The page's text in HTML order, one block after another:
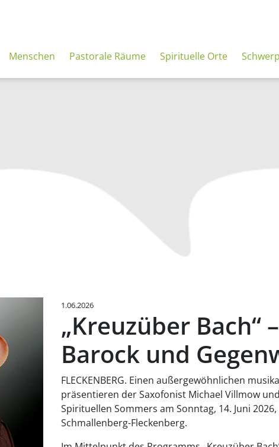
Menschen Pastorale Räume Spirituelle Orte
1.06.2026
„Kreuzüber Bach“
Barock und
FLECKENBERG. Einen außergewöhnlichen
präsentieren der Saxofonist Michael Villmow
Spirituellen Sommers am Sonntag, 14. Juni
Schmallenberg-Fleckenberg.